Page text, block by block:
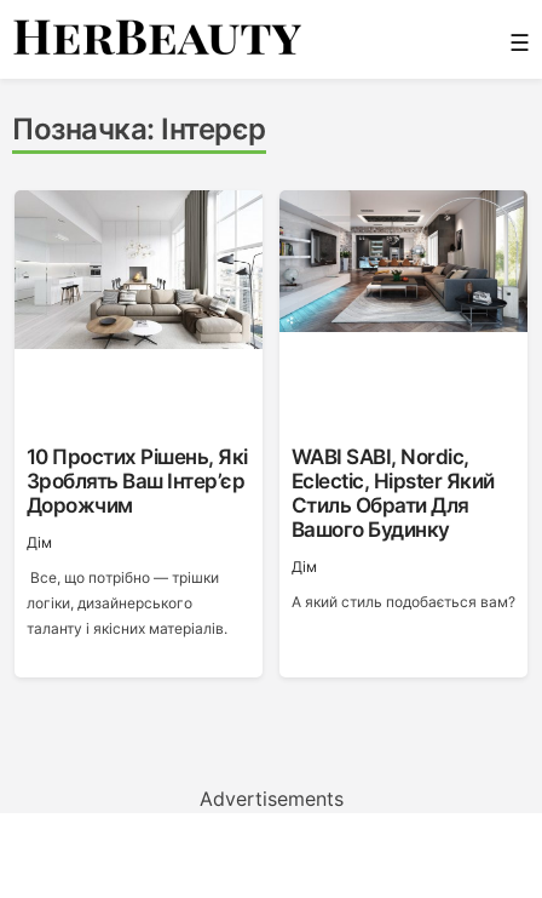
Skip
☰
Позначка: Інтерєр
10 Простих Рішень, Які
Зроблять Ваш Інтер’єр
Дорожчим
Дім
Все, що потрібно — трішки
логіки, дизайнерського
таланту і якісних матеріалів.
WABI SABI, Nordic,
Eclectic, Hipster Який
Стиль Обрати Для
Вашого Будинку
Дім
А який стиль подобається вам?
Advertisements